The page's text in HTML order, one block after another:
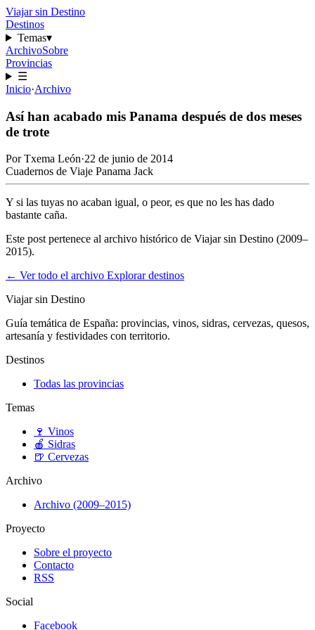
Viajar sin Destino
Destinos
Temas▾
ArchivoSobre
Provincias
☰
Inicio·Archivo
Así han acabado mis Panama después de dos meses
de trote
PorTxema León·22 de junio de 2014
Cuadernos de Viaje Panama Jack
Y si las tuyas no acaban igual, o peor, es que no les has dado
bastante caña.
Este post pertenece al archivo histórico de Viajar sin Destino (2009–
2015).
← Ver todo el archivo Explorar destinos
Viajar sin Destino
Guía temática de España: provincias, vinos, sidras, cervezas, quesos,
artesanía y festividades con territorio.
Destinos
Todas las provincias
Temas
🍷 Vinos
🍎 Sidras
🍺 Cervezas
Archivo
Archivo (2009–2015)
Proyecto
Sobre el proyecto
Contacto
RSS
Social
Facebook